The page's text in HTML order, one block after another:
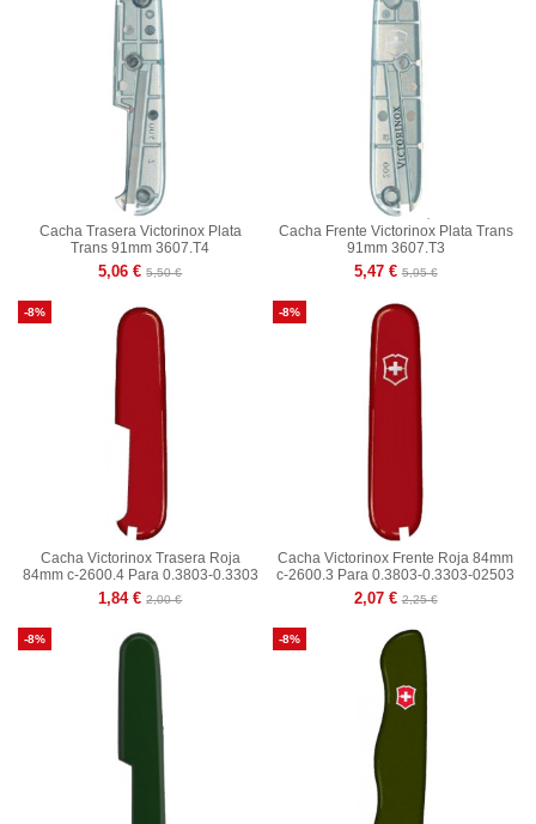
Cacha Trasera Victorinox Plata
Trans 91mm 3607.T4
5,06 € 5,50 €
Cacha Frente Victorinox Plata Trans
91mm 3607.T3
5,47 € 5,95 €
-8%
Cacha Victorinox Trasera Roja
84mm c-2600.4 Para 0.3803-0.3303
1,84 € 2,00 €
-8%
Cacha Victorinox Frente Roja 84mm
c-2600.3 Para 0.3803-0.3303-02503
2,07 € 2,25 €
-8% -8%